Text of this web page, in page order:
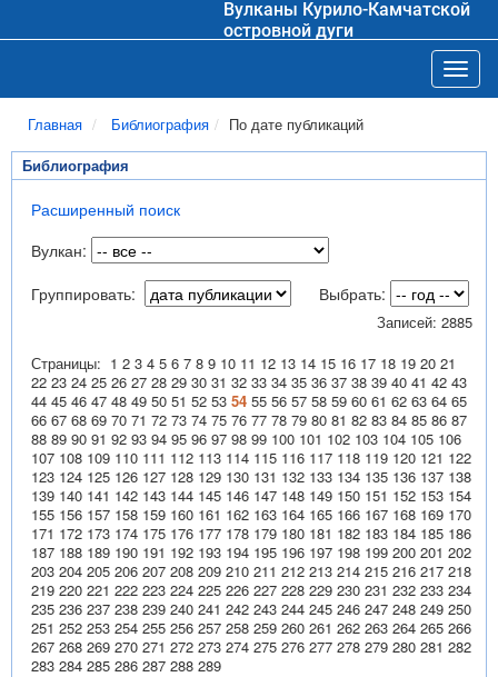
Вулканы Курило-Камчатской
островной дуги
Главная Библиография По дате публикаций
Библиография
Расширенный поиск
Вулкан:
Группировать:
Выбрать:
Записей: 2885
Страницы: 1 2 3 4 5 6 7 8 9 10 11 12 13 14 15 16 17 18 19 20 21
22 23 24 25 26 27 28 29 30 31 32 33 34 35 36 37 38 39 40 41 42 43
44 45 46 47 48 49 50 51 52 53 54 55 56 57 58 59 60 61 62 63 64 65
66 67 68 69 70 71 72 73 74 75 76 77 78 79 80 81 82 83 84 85 86 87
88 89 90 91 92 93 94 95 96 97 98 99 100 101 102 103 104 105 106
107 108 109 110 111 112 113 114 115 116 117 118 119 120 121 122
123 124 125 126 127 128 129 130 131 132 133 134 135 136 137 138
139 140 141 142 143 144 145 146 147 148 149 150 151 152 153 154
155 156 157 158 159 160 161 162 163 164 165 166 167 168 169 170
171 172 173 174 175 176 177 178 179 180 181 182 183 184 185 186
187 188 189 190 191 192 193 194 195 196 197 198 199 200 201 202
203 204 205 206 207 208 209 210 211 212 213 214 215 216 217 218
219 220 221 222 223 224 225 226 227 228 229 230 231 232 233 234
235 236 237 238 239 240 241 242 243 244 245 246 247 248 249 250
251 252 253 254 255 256 257 258 259 260 261 262 263 264 265 266
267 268 269 270 271 272 273 274 275 276 277 278 279 280 281 282
283 284 285 286 287 288 289